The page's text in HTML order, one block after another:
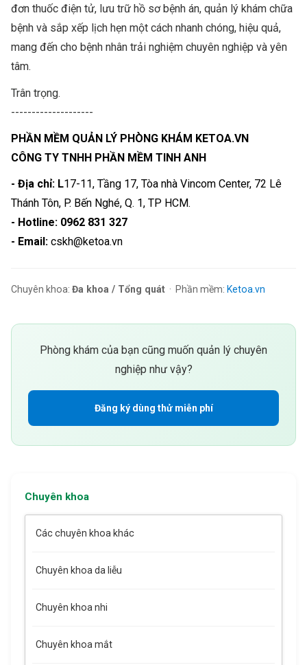
đơn thuốc điện tử, lưu trữ hồ sơ bệnh án, quản lý khám chữa
bệnh và sắp xếp lịch hẹn một cách nhanh chóng, hiệu quả,
mang đến cho bệnh nhân trải nghiệm chuyên nghiệp và yên
tâm.
Trân trọng.
--------------------
PHẦN MỀM QUẢN LÝ PHÒNG KHÁM KETOA.VN
CÔNG TY TNHH PHẦN MỀM TINH ANH
- Địa chỉ: L17-11, Tầng 17, Tòa nhà Vincom Center, 72 Lê
Thánh Tôn, P. Bến Nghé, Q. 1, TP HCM.
- Hotline: 0962 831 327
- Email: cskh@ketoa.vn
Chuyên khoa: Đa khoa / Tổng quát · Phần mềm: Ketoa.vn
Phòng khám của bạn cũng muốn quản lý chuyên
nghiệp như vậy?
Đăng ký dùng thử miễn phí
Chuyên khoa
Các chuyên khoa khác
Chuyên khoa da liễu
Chuyên khoa nhi
Chuyên khoa mắt